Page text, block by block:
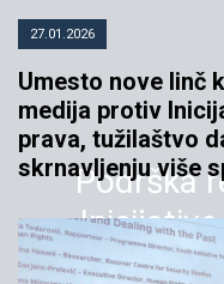
Podrška
Ujedinjeni
27.01.2026
Umesto nove linč
medija protiv
prava, tužilaštvo
skrnavljenju više